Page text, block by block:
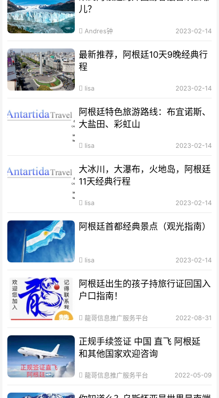
儿？
Andres钟 2023-02-14
最新推荐，阿根廷10天9晚经典行
程
lisa 2023-02-14
阿根廷特色旅游路线：布宜诺斯、
大盐田、彩虹山
lisa 2023-02-14
大冰川，大瀑布，火地岛，阿根廷
11天经典行程
lisa 2023-02-14
阿根廷首都经典景点（观光指南）
lisa 2023-02-14
阿根廷出生的孩子持旅行证回国入
户口指南！
龍哥信息推广服务平台 2022-08-31
正规手续签证 中国 直飞 阿根延
和其他国家欢迎咨询
龍哥信息推广服务平台 2022-05-09